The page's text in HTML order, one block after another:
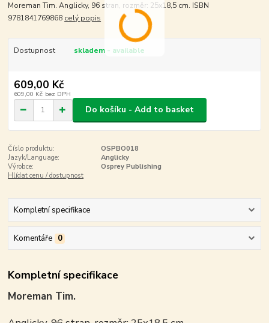
Moreman Tim. Anglicky, 96 stran, rozměr: 25x18,5 cm. ISBN
9781841769868 celý popis
Dostupnost skladem - available
609,00 Kč
609,00 Kč bez DPH
Do košíku - Add to basket
Číslo produktu:
OSPBO018
Jazyk/Language:
Anglicky
Výrobce:
Osprey Publishing
Hlídat cenu / dostupnost
Kompletní specifikace
Komentáře 0
Kompletní specifikace
Moreman Tim.